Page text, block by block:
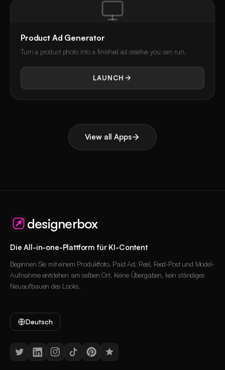
Product Ad Generator
Turn a product photo into a finished ad creative you can run.
LAUNCH
View all Apps
designerbox
Die All-in-one-Plattform für KI-Content
Beginnen Sie mit einem Produktfoto. Paid Ad, Reel, Feed-Post und Model-
Aufnahme entstehen am selben Ort. Keine Übergaben, kein ständiges
Neuaufbauen des Looks.
Deutsch